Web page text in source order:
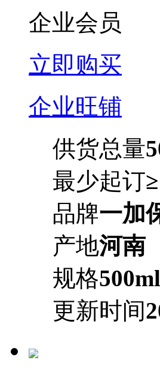
企业会员
立即购买
企业旺铺
供货总量
最少起订
品牌一加
产地河南
规格
更新时间